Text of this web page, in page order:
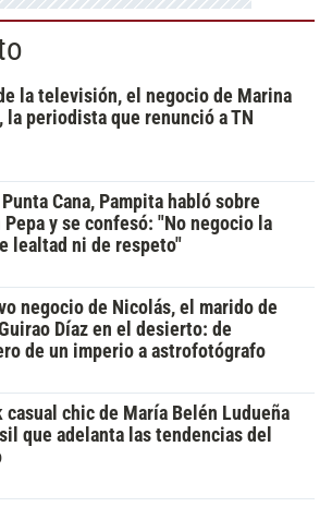
la televisión, el negocio de Marina
la periodista que renunció a TN
Punta Cana, Pampita habló sobre
Pepa y se confesó: "No negocio la
lealtad ni de respeto"
negocio de Nicolás, el marido de
Díaz en el desierto: de
de un imperio a astrofotógrafo
casual chic de María Belén Ludueña
que adelanta las tendencias del